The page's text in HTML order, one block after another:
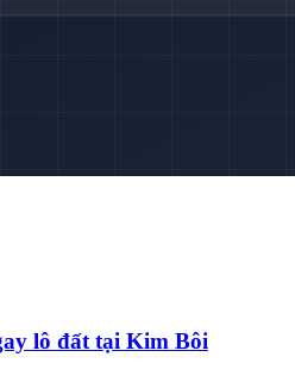
lô đất tại Kim Bôi